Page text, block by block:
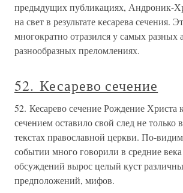
предыдущих публикациях, Андроник-
на свет в результате кесарева сечения.
многократно отразился у самых разных
разнообразных преломлениях.
52. Кесарево сечение
52. Кесарево сечение Рождение Христа
сечением оставило свой след не только
текстах православной церкви. По-
событии много говорили в средние
обсуждений вырос целый куст
предположений, мифов.